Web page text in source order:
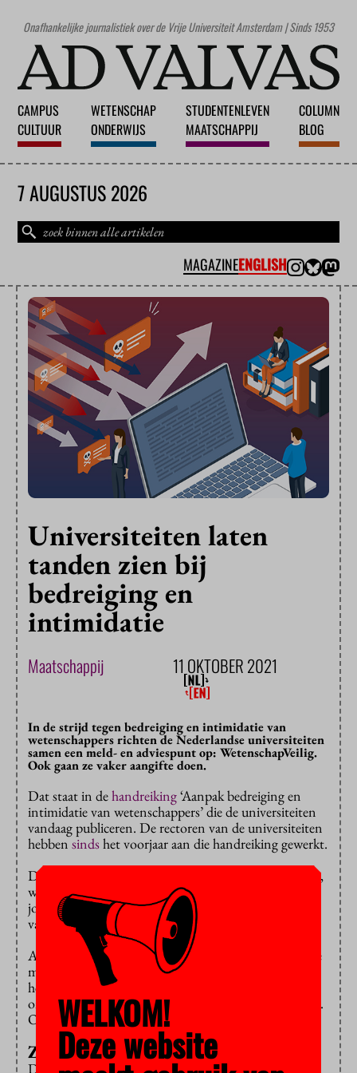
Onafhankelijke journalistiek over de Vrije Universiteit Amsterdam | Sinds 1953
CAMPUS
CULTUUR
WETENSCHAP
ONDERWIJS
STUDENTENLEVEN
MAATSCHAPPIJ
COLUMN
BLOG
7 AUGUSTUS 2026
MAGAZINEENGLISH
Universiteiten laten
tanden zien bij
bedreiging en
intimidatie
Maatschappij 11 OKTOBER 2021
In de strijd tegen bedreiging en intimidatie van
wetenschappers richten de Nederlandse universiteiten
samen een meld- en adviespunt op: WetenschapVeilig.
Ook gaan ze vaker aangifte doen.
Dat staat in dehandreiking‘Aanpak bedreiging en
intimidatie van wetenschappers’ die de universiteiten
vandaag publiceren. De rectoren van de universiteiten
hebbensindshet voorjaar aan die handreiking gewerkt.
De naam van het meldpunt is ontleend aan PersVeilig,
waar bedreigde journalisten terechtkunnen. Ook
journalisten zijn in Nederland geregeld het mikpunt
van bedreigingen, intimidatie en zelfs geweld.
Alle universiteiten kennen voorbeelden van bedreigde
medewerkers, staat in de handreiking. Sommigen
hebben jarenlang beveiliging nodig, anderen krijgen
online honderden haatberichten zodra hun naam valt.
Ook
diversity officershebben veel te verduren.
Zero tolerance
De universiteiten trekken voortaan één lijn: zero
WELKOM!
Deze website